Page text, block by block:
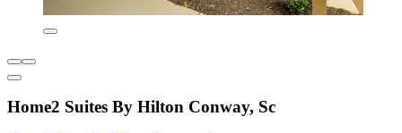
Home2 Suites By Hilton Conway, Sc